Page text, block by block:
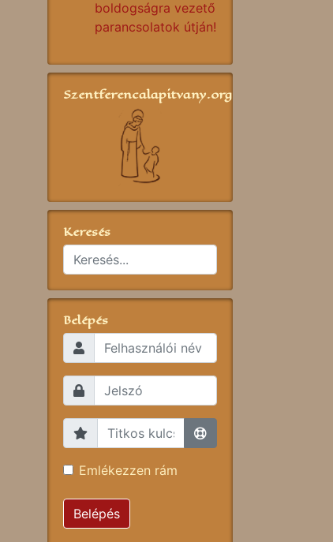
boldogságra vezető
parancsolatok útján!
Szentferencalapitvany.org
Keresés
Belépés
Emlékezzen rám
Belépés